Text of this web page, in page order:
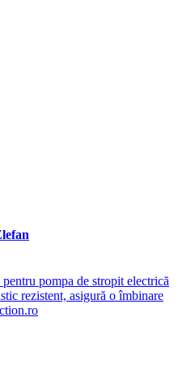
pompa de stropit electrică
rezistent, asigură o îmbinare